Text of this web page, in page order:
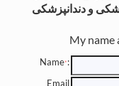
و دندانپزشکی
My name
Name*:
Email